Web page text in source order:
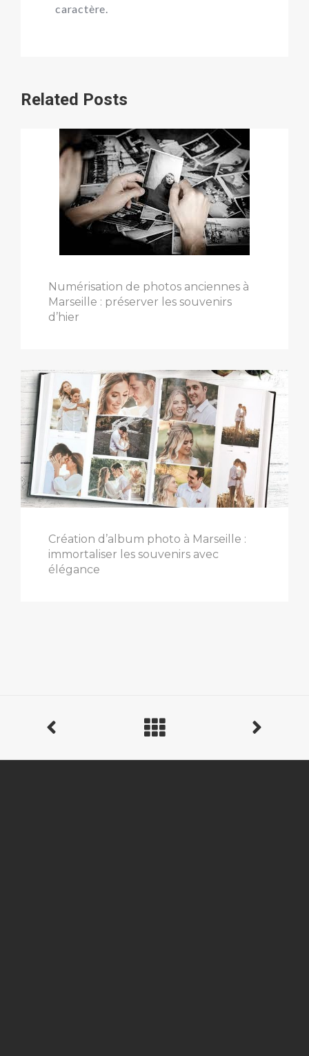
caractère.
Related Posts
Numérisation de photos anciennes à
Marseille : préserver les souvenirs
d’hier
Création d’album photo à Marseille :
immortaliser les souvenirs avec
élégance